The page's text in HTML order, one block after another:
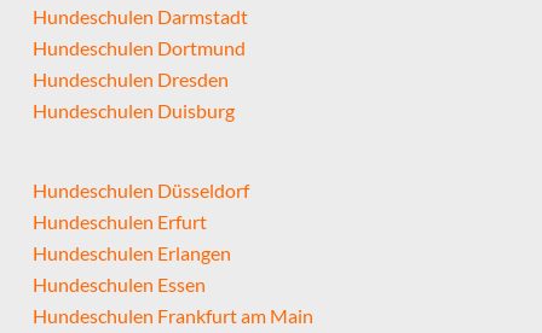
Hundeschulen Darmstadt
Hundeschulen Dortmund
Hundeschulen Dresden
Hundeschulen Duisburg
Hundeschulen Düsseldorf
Hundeschulen Erfurt
Hundeschulen Erlangen
Hundeschulen Essen
Hundeschulen Frankfurt am Main